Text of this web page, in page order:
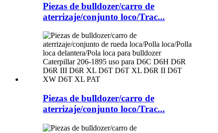
Piezas de bulldozer/carro de
aterrizaje/conjunto loco/Trac...
Piezas de bulldozer/carro de
aterrizaje/conjunto loco/Trac...